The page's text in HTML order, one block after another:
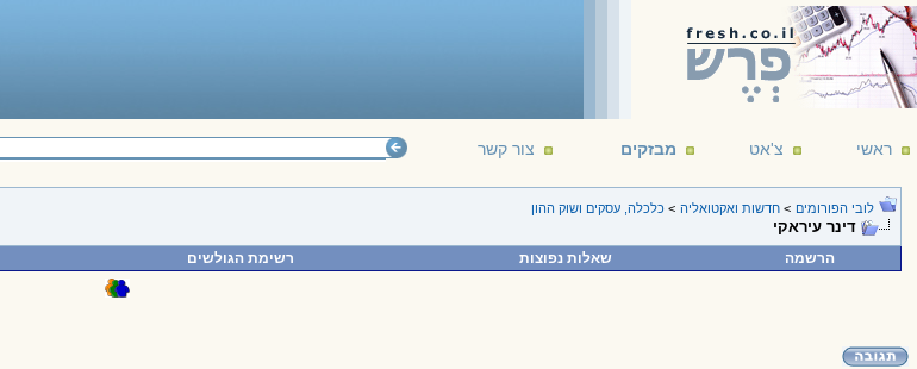
ראשי צ'אט מבזקים צור קשר
לובי הפורומים > חדשות ואקטואליה > כלכלה, עסקים ושוק ההון
דינר עיראקי
הרשמה שאלות נפוצות רשימת הגולשים